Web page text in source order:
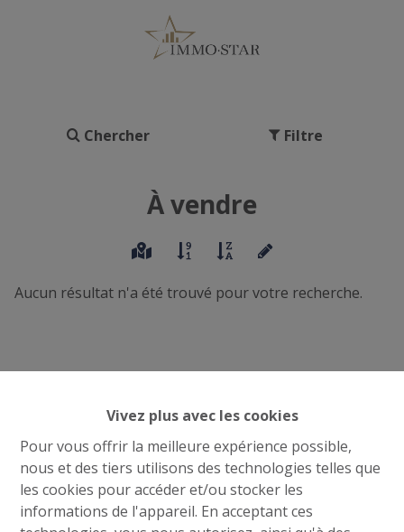
Vivez plus avec les cookies
Pour vous offrir la meilleure expérience possible,
nous et des tiers utilisons des technologies telles que
les cookies pour accéder et/ou stocker les
informations de l'appareil. En acceptant ces
Chercher Filtre
À vendre
Aucun résultat n'a été trouvé pour votre recherche.